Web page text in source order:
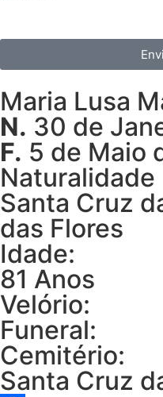
Maria Lusa
N. 30 de
F. 5 de Maio
Naturalidade
Santa Cruz
das Flores
Idade:
81 Anos
Velório:
Funeral:
Cemitério:
Santa Cruz